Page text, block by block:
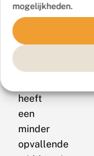
mogelijkheden.
en
achtervleugel.
(E.
heeft
een
minder
opvallende